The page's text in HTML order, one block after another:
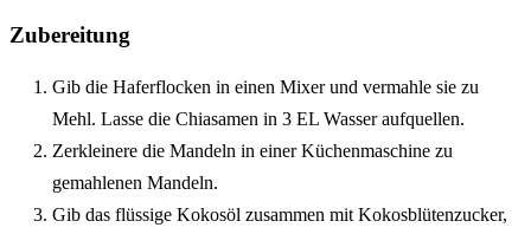
Zubereitung
Gib die Haferflocken in einen Mixer und vermahle sie zu
Mehl. Lasse die Chiasamen in 3 EL Wasser aufquellen.
Zerkleinere die Mandeln in einer Küchenmaschine zu
gemahlenen Mandeln.
Gib das flüssige Kokosöl zusammen mit Kokosblütenzucker,